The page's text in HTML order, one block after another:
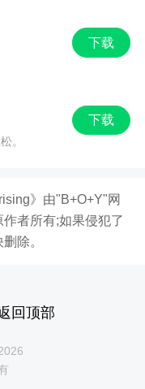
下载
下载
。
》由"B+O+Y"网
者所有;如果侵犯了
除。
回顶部